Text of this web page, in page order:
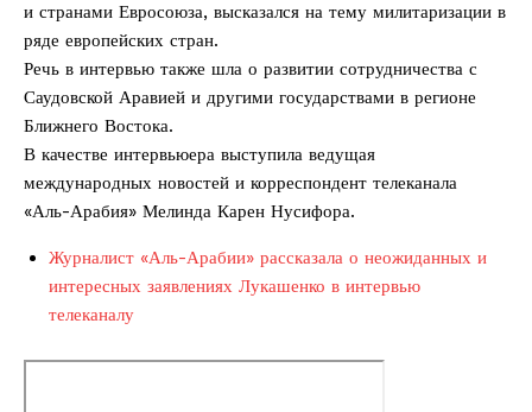
и странами Евросоюза, высказался на тему милитаризации в
ряде европейских стран.
Речь в интервью также шла о развитии сотрудничества с
Саудовской Аравией и другими государствами в регионе
Ближнего Востока.
В качестве интервьюера выступила ведущая
международных новостей и корреспондент телеканала
«Аль-Арабия» Мелинда Карен Нусифора.
Журналист «Аль-Арабии» рассказала о неожиданных и
интересных заявлениях Лукашенко в интервью
телеканалу